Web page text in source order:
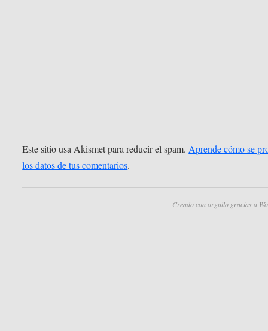
Este sitio usa Akismet para reducir el spam.Aprende cómo se
los datos de tus comentarios.
Creado con orgullo gracias a